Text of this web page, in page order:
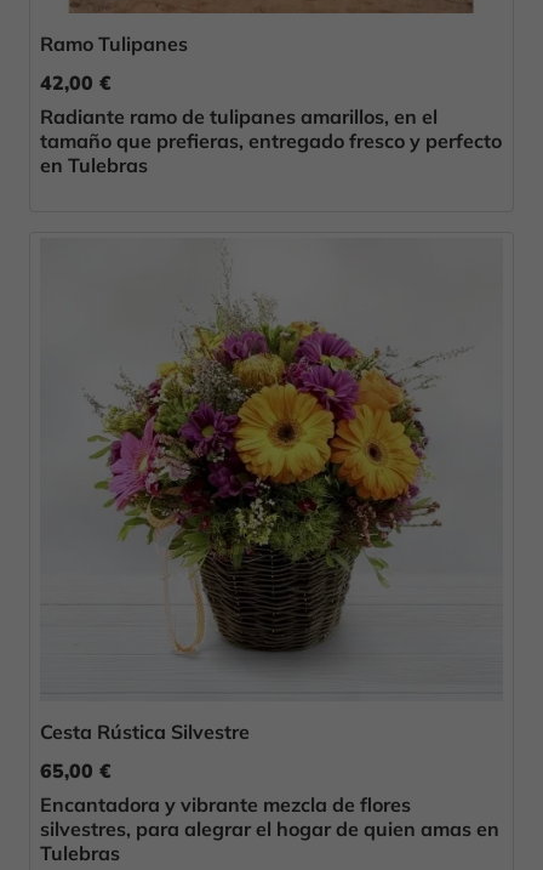
Ramo Tulipanes
42,00 €
Radiante ramo de tulipanes amarillos, en el
tamaño que prefieras, entregado fresco y perfecto
en Tulebras
Cesta Rústica Silvestre
65,00 €
Encantadora y vibrante mezcla de flores
silvestres, para alegrar el hogar de quien amas en
Tulebras